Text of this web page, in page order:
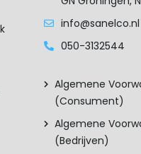
info@sanelco.nl
050-3132544
Algemene
(consument)
Algemene
(bedrijven)